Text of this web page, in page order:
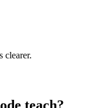
clearer.